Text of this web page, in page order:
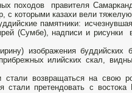
походов правителя
с которыми казахи вели
памятники:
(Сумбе), надписи и рисунки
изображения буддийских
илийских скал,
стали возвращаться на
стали претендовать с